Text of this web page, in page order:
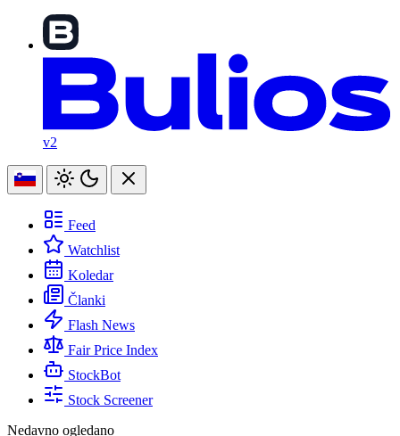
v2
Feed
Watchlist
Koledar
Članki
Flash News
Fair Price Index
StockBot
Stock Screener
Nedavno ogledano